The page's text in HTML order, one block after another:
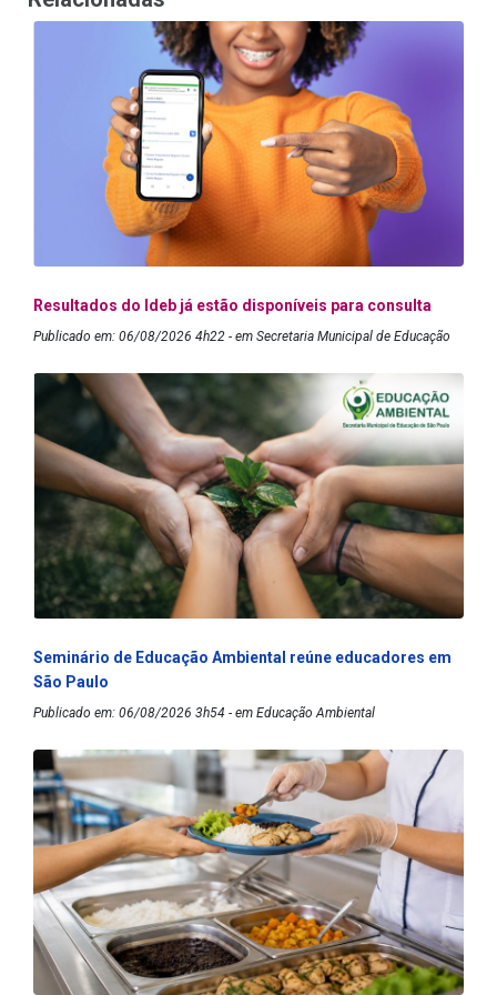
Resultados do Ideb já estão disponíveis para consulta
Publicado em: 06/08/2026 4h22 - em Secretaria Municipal de Educação
Seminário de Educação Ambiental reúne educadores em
São Paulo
Publicado em: 06/08/2026 3h54 - em Educação Ambiental